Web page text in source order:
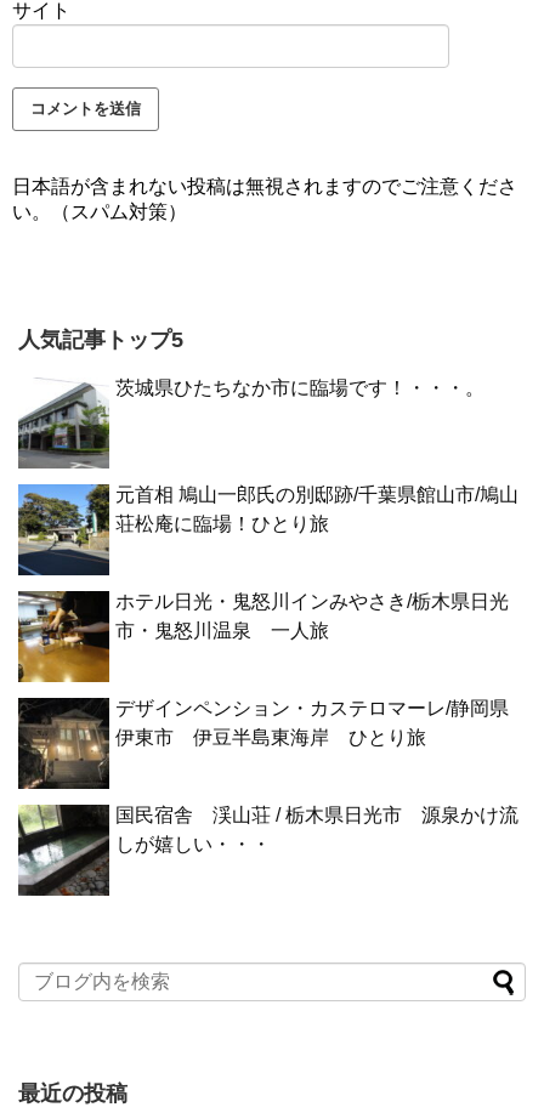
サイト
日本語が含まれない投稿は無視されますのでご注意くださ
い。（スパム対策）
人気記事トップ5
茨城県ひたちなか市に臨場です！・・・。
元首相 鳩山一郎氏の別邸跡/千葉県館山市/鳩山
荘松庵に臨場！ひとり旅
ホテル日光・鬼怒川インみやさき/栃木県日光
市・鬼怒川温泉 一人旅
デザインペンション・カステロマーレ/静岡県
伊東市 伊豆半島東海岸 ひとり旅
国民宿舎 渓山荘 / 栃木県日光市 源泉かけ流
しが嬉しい・・・
最近の投稿